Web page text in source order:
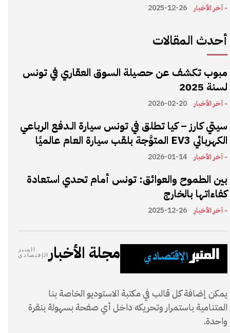
- آخر الأخبار 2025-12-26
أحدث المقالات
مبوب تكشف عن حصيلة السوق العقاري في تونس
لسنة 2025
- آخر الأخبار 2026-02-20
سيتي كارز – كيا تطلق في تونس سيارة الـدفع الرباعي
الكهربائي EV3 المتوَّجة بلقب سيارة العام عالميًا
- آخر الأخبار 2026-01-14
بين الطموح والعوائق: تونس أمام تحدي استعادة
كفاءاتها بالخارج
- آخر الأخبار 2025-12-26
مجلة الأخبار
المنبر
الإقتصادي
يمكن إضافة كل قالب في مكتبة الاستوديو الخاصة بنا
المتنامية باستمرار وتحريكه داخل أي صفحة بسهولة بنقرة
واحدة.